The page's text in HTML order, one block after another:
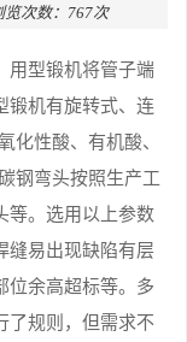
览次数：767次
用型锻机将管子端
锻机有旋转式、连
性酸、有机酸、
钢弯头按照生产工
等。选用以上参数
缝易出现缺陷有层
位余高超标等。多
了规则，但需求不